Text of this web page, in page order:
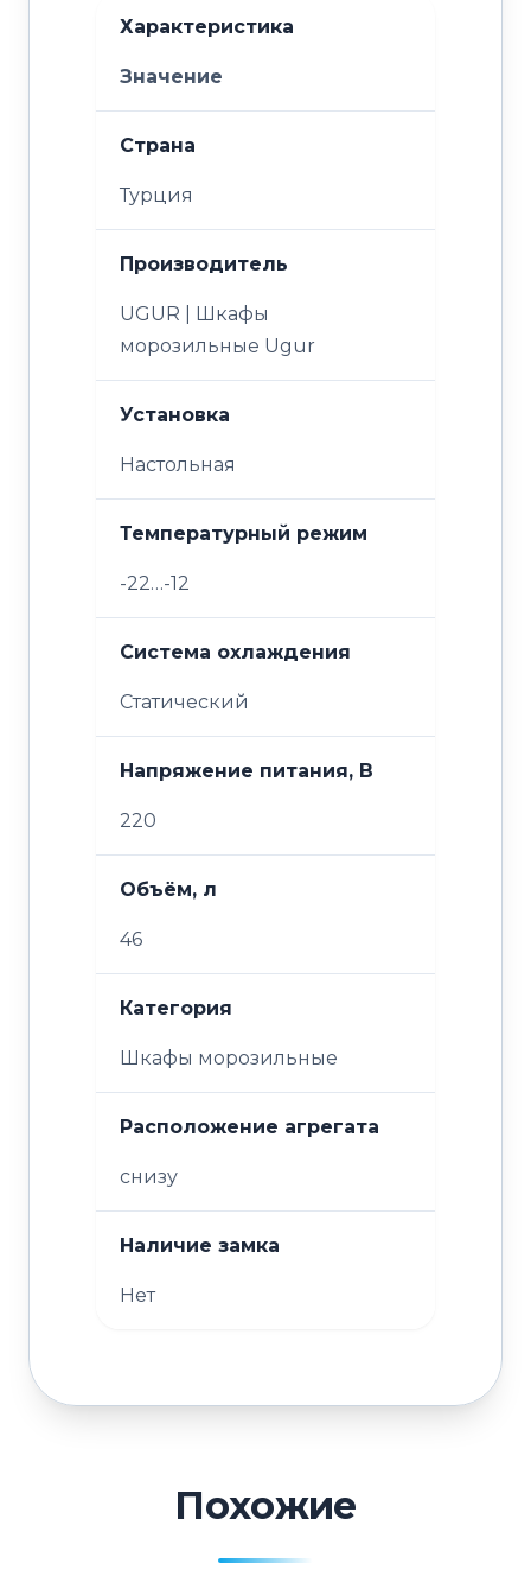
Характеристика
Значение
Страна
Турция
Производитель
UGUR | Шкафы
морозильные Ugur
Установка
Настольная
Температурный режим
-22…-12
Система охлаждения
Статический
Напряжение питания, В
220
Объём, л
46
Категория
Шкафы морозильные
Расположение агрегата
снизу
Наличие замка
Нет
Похожие